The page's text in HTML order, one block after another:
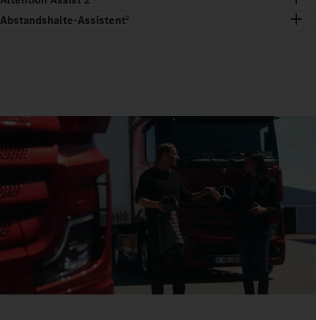
Abstandshalte-Assistent2